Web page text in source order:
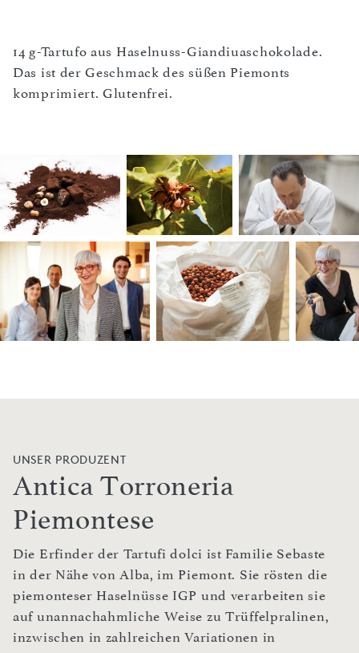
14 g-Tartufo aus Haselnuss-Giandiuaschokolade.
Das ist der Geschmack des süßen Piemonts
komprimiert. Glutenfrei.
UNSER PRODUZENT
Antica Torroneria
Piemontese
Die Erfinder der Tartufi dolci ist Familie Sebaste
in der Nähe von Alba, im Piemont. Sie rösten die
piemonteser Haselnüsse IGP und verarbeiten sie
auf unannachahmliche Weise zu Trüffelpralinen,
inzwischen in zahlreichen Variationen in